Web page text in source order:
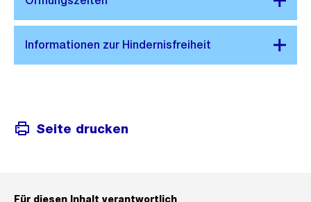
Seite drucken
Für diesen Inhalt verantwortlich